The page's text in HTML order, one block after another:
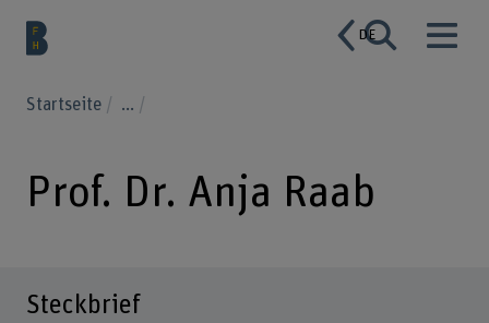
DE
Startseite ...
Prof. Dr. Anja Raab
Steckbrief